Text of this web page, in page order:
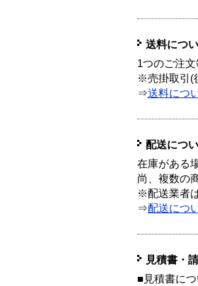
送料につ
1つのご注文
※売掛取引(
⇒送料につ
配送につ
在庫がある
尚、複数の
※配送業者
⇒配送につ
見積書・
■見積書につ